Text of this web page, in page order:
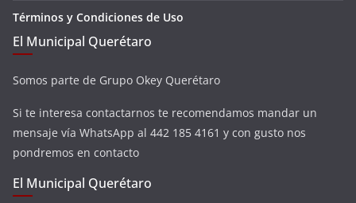
Términos y Condiciones de Uso
El Municipal Querétaro
Somos parte de Grupo Okey Querétaro
Si te interesa contactarnos te recomendamos mandar un
mensaje vía WhatsApp al 442 185 4161 y con gusto nos
pondremos en contacto
El Municipal Querétaro